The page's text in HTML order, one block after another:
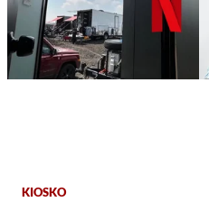
KIOSKO